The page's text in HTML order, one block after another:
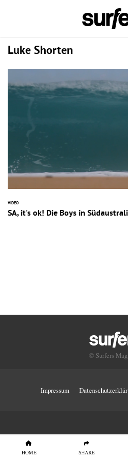
HOME SHARE
Luke Shorten
VIDEO
SA, it's ok! Die Boys in
© Surfers
Impressum